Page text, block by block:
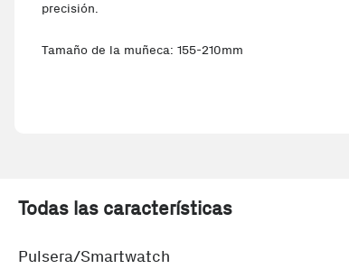
precisión.
Tamaño de la muñeca: 155-210mm
Todas las características
Pulsera/Smartwatch